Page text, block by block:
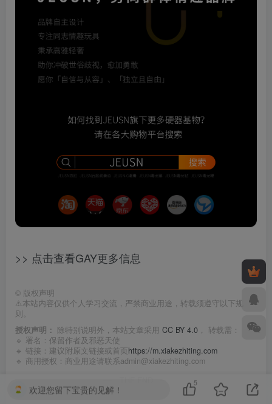
>> 点击查看GAY更多信息
© 版权声明
⚠️本站内容仅供个人学习交流，严禁商业用途，转载须遵守以下规
则。
授权声明： 除特别说明外，本站文章采用 CC BY 4.0 ， 转载需：
🔹 署名：保留作者及 邪恶天使
🔹 链接：建议附原文链接或首页https://m.xiakezhiting.com
🔹 商用授权：商业用途请联系admin@xiakezhiting.com
欢迎您留下宝贵的见解！
5